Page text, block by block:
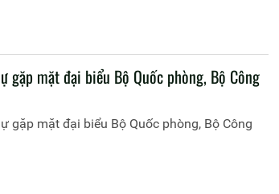
gặp mặt đại biểu Bộ Quốc phòng, Bộ Công
gặp mặt đại biểu Bộ Quốc phòng, Bộ Công